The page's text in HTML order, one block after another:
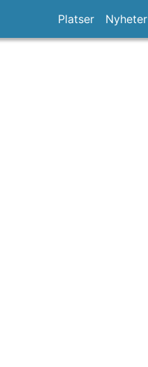
Platser Nyheter